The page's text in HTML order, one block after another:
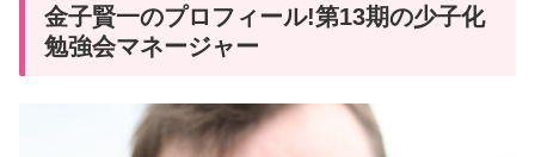
金子賢一のプロフィール!第13期の少子化
勉強会マネージャー